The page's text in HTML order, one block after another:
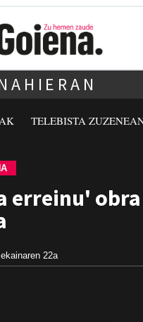
TELEBISTA
erreinu' obra
22a